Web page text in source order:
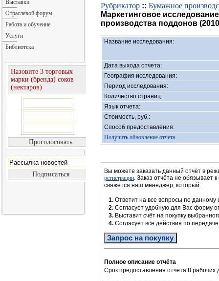
Рубрикатор :: Бумажное
Маркетинговое
производства поддонов (2010
Название исследования:
Дата выхода отчета:
География исследования:
Период исследования:
Количество страниц:
Язык отчета:
Стоимость, руб.:
Способ предоставления:
Получить обновление отчета
Вы можете заказать данный отчёт в
регистрации. Заказ отчёта не обязывает
свяжется наш менеджер, который:
1. Ответит на все вопросы по данному
2. Согласует удобную для Вас форму
3. Выставит счёт на покупку
4. Согласует все действия по
Запрос на покупку
Полное описание отчёта
Срок предоставления отчета 8 рабочих
Выставки
Отраслевой форум
Работа и обучение
Услуги
Библиотека
Назовите 3 торговых
марки (бренда) соков
(нектаров)